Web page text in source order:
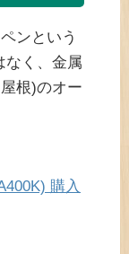
ンという
なく、金属
根)のオー
購入